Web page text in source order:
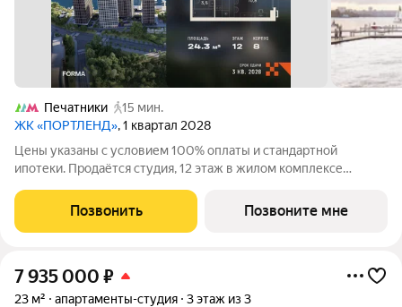
Печатники
15 мин.
ЖК «ПОРТЛЕНД», 1 квартал 2028
Цены указаны с условием 100% оплаты и стандартной
ипотеки. Продаётся студия, 12 этаж в жилом комплексе
расположен на берегу Москвы-реки в северной части района
Печатники в акватории Южного речного порта.
Позвонить Позвоните мне
7 935 000 ₽
23 м² апартаменты-студия 3 этаж из 3